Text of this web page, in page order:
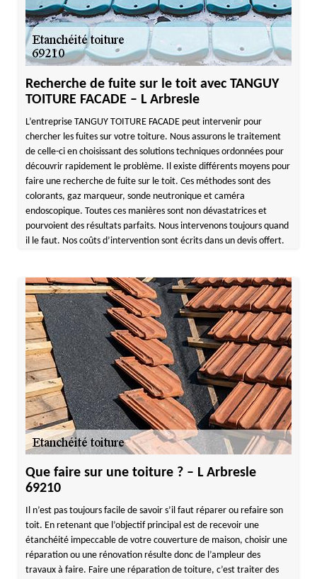
Recherche de fuite sur le toit avec TANGUY
TOITURE FACADE – L Arbresle
L’entreprise TANGUY TOITURE FACADE peut intervenir pour
chercher les fuites sur votre toiture. Nous assurons le traitement
de celle-ci en choisissant des solutions techniques ordonnées pour
découvrir rapidement le problème. Il existe différents moyens pour
faire une recherche de fuite sur le toit. Ces méthodes sont des
colorants, gaz marqueur, sonde neutronique et caméra
endoscopique. Toutes ces manières sont non dévastatrices et
pourvoient des résultats parfaits. Nous intervenons toujours quand
il le faut. Nos coûts d’intervention sont écrits dans un devis offert.
Que faire sur une toiture ? – L Arbresle
69210
Il n’est pas toujours facile de savoir s’il faut réparer ou refaire son
toit. En retenant que l’objectif principal est de recevoir une
étanchéité impeccable de votre couverture de maison, choisir une
réparation ou une rénovation résulte donc de l’ampleur des
travaux à faire. Faire une réparation de toiture, c’est traiter des